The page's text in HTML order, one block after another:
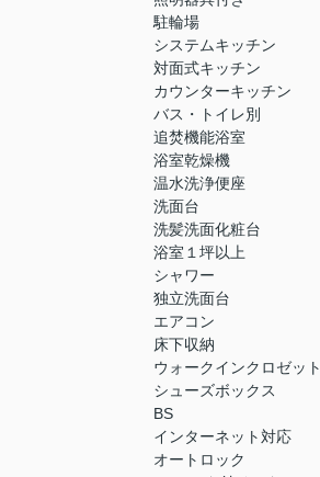
駐輪場
システムキッチン
対面式キッチン
カウンターキッチン
バス・トイレ別
追焚機能浴室
浴室乾燥機
温水洗浄便座
洗面台
洗髪洗面化粧台
浴室１坪以上
シャワー
独立洗面台
エアコン
床下収納
ウォークインクロゼット
シューズボックス
BS
インターネット対応
オートロック